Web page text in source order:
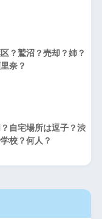
？鷲沼？売却？姉？
奈？
自宅場所は逗子？渋
校？何人？